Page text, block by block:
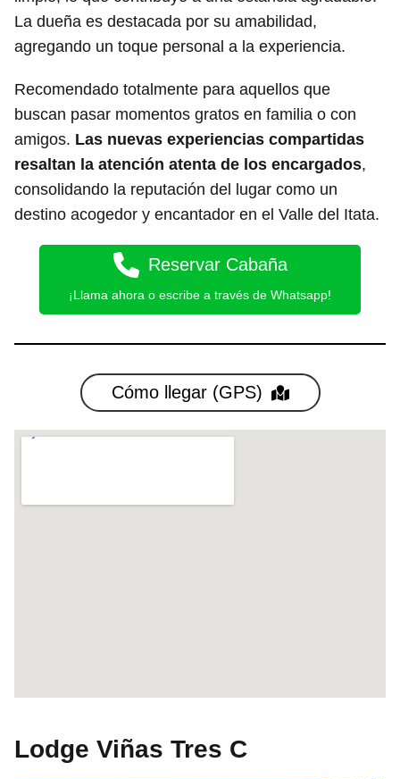
La dueña es destacada por su amabilidad,
agregando un toque personal a la experiencia.
Recomendado totalmente para aquellos que
buscan pasar momentos gratos en familia o con
amigos. Las nuevas experiencias compartidas
resaltan la atención atenta de los encargados,
consolidando la reputación del lugar como un
destino acogedor y encantador en el Valle del Itata.
Reservar Cabaña
¡Llama ahora o escribe a través de Whatsapp!
Cómo llegar (GPS)
Lodge Viñas Tres C